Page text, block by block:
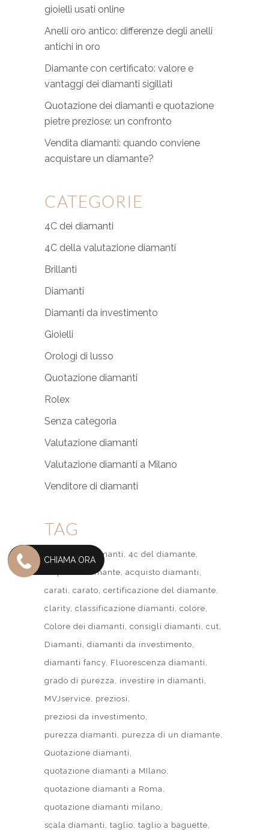
gioielli usati online
Anelli oro antico: differenze degli anelli
antichi in oro
Diamante con certificato: valore e
vantaggi dei diamanti sigillati
Quotazione dei diamanti e quotazione
pietre preziose: un confronto
Vendita diamanti: quando conviene
acquistare un diamante?
CATEGORIE
4C dei diamanti
4C della valutazione diamanti
Brillanti
Diamanti
Diamanti da investimento
Gioielli
Orologi di lusso
Quotazione diamanti
Rolex
Senza categoria
Valutazione diamanti
Valutazione diamanti a Milano
Venditore di diamanti
TAG
4c dei diamanti
4c del diamante
acquisto diamante acquisto diamanti
carati
carato certificazione del diamante
clarity classificazione diamanti
colore
Colore dei diamanti
consigli diamanti
cut
Diamanti
diamanti da investimento
diamanti fancy Fluorescenza diamanti
grado di purezza
investire in diamanti
MVJservice
preziosi
preziosi da investimento
purezza diamanti
purezza di un diamante
Quotazione diamanti
quotazione diamanti a MIlano
quotazione diamanti a Roma
quotazione diamanti milano
scala diamanti
taglio taglio a baguette
CHIAMA ORA